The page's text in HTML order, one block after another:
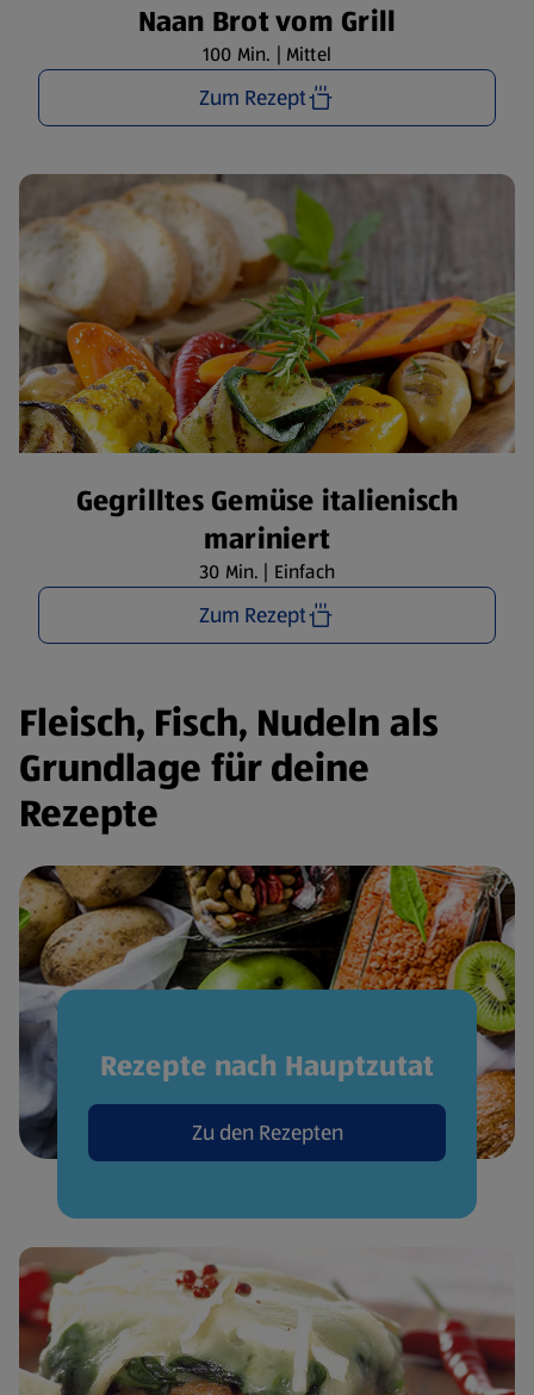
Naan Brot vom Grill
100 Min. | Mittel
Zum Rezept
Gegrilltes Gemüse italienisch
mariniert
30 Min. | Einfach
Zum Rezept
Fleisch, Fisch, Nudeln als
Grundlage für deine
Rezepte
Rezepte nach Hauptzutat
Zu den Rezepten